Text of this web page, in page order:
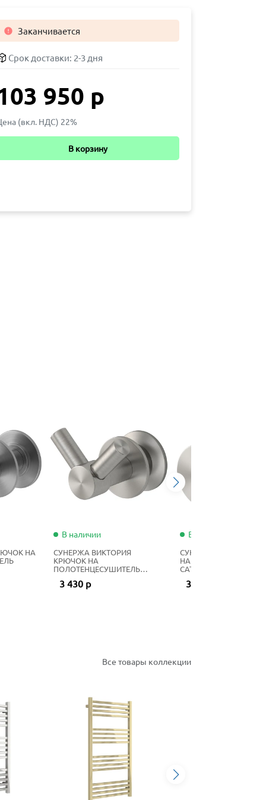
 Заканчивается
Срок доставки: 2-3 дня
950 р
(вкл. НДС) 22%
В корзину
НА
В наличии
СУНЕРЖА ВИКТОРИЯ
КРЮЧОК НА
ПОЛОТЕНЦЕСУШИТЕЛЬ
3 430 р
В наличии
СУНЕРЖА КАНЬОН
НА
САТИН
3 350 р
Все товары коллекции